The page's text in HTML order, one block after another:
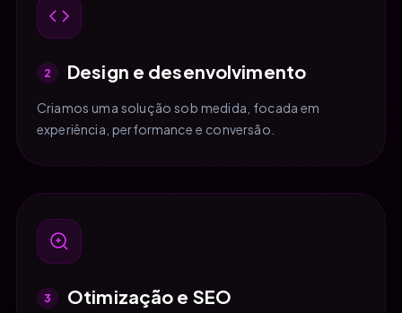
2 Design e desenvolvimento
Criamos uma solução sob medida, focada em
experiência, performance e conversão.
3 Otimização e SEO